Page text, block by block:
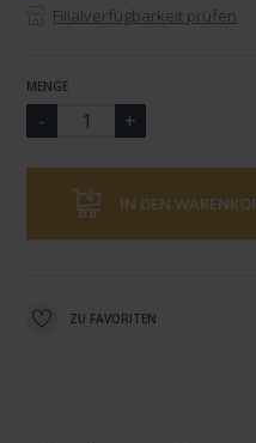
Filialverfügbarkeit prüfen
MENGE
IN DEN
ZU FAVORITEN